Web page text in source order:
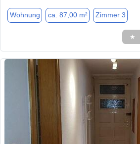
Wohnung ca. 87,00 m² Zimmer 3
★